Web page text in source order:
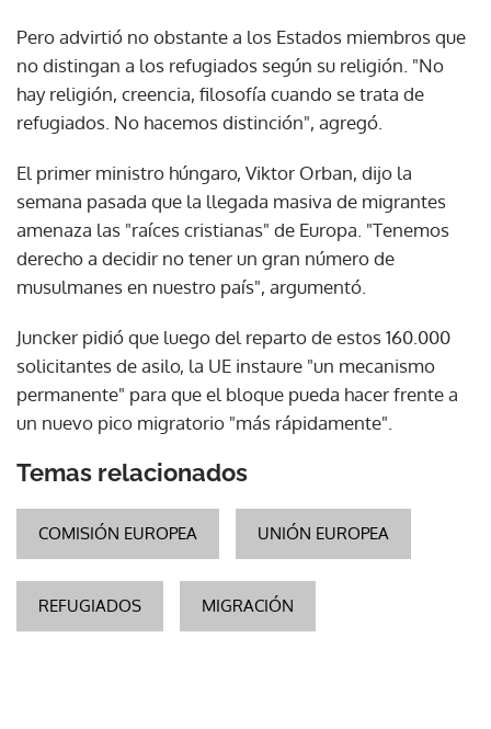
Pero advirtió no obstante a los Estados miembros que
no distingan a los refugiados según su religión. "No
hay religión, creencia, filosofía cuando se trata de
refugiados. No hacemos distinción", agregó.
El primer ministro húngaro, Viktor Orban, dijo la
semana pasada que la llegada masiva de migrantes
amenaza las "raíces cristianas" de Europa. "Tenemos
derecho a decidir no tener un gran número de
musulmanes en nuestro país", argumentó.
Juncker pidió que luego del reparto de estos 160.000
solicitantes de asilo, la UE instaure "un mecanismo
permanente" para que el bloque pueda hacer frente a
un nuevo pico migratorio "más rápidamente".
Temas relacionados
COMISIÓN EUROPEA UNIÓN EUROPEA
REFUGIADOS MIGRACIÓN